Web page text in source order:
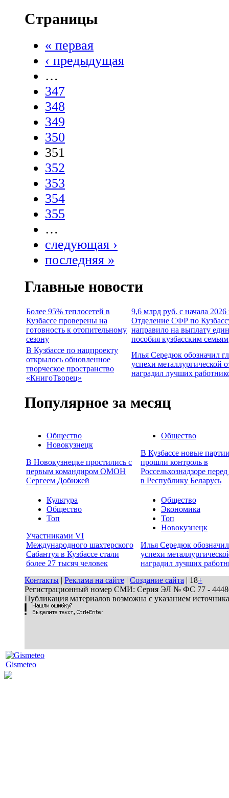
Страницы
« первая
‹ предыдущая
…
347
348
349
350
351
352
353
354
355
…
следующая ›
последняя »
Главные новости
Более 95% теплосетей в
Кузбассе проверены на
готовность к отопительному
сезону
9,6 млрд руб. с начала 2026
Отделение СФР по
направило на выплату
пособия кузбасским семьям
В Кузбассе по нацпроекту
открылось обновленное
творческое пространство
«КнигоТворец»
Илья Середюк обозначил
успехи металлургической
наградил лучших
Популярное за месяц
Общество
Новокузнецк
В Новокузнецке простились с
первым командиром ОМОН
Сергеем Добижей
Общество
В Кузбассе новые
прошли контроль в
Россельхознадзоре
в Республику Беларусь
Культура
Общество
Топ
Участниками VI
Международного шахтерского
Сабантуя в Кузбассе стали
более 27 тысяч человек
Общество
Экономика
Топ
Новокузнецк
Илья Середюк
успехи
наградил лучших
Контакты | Реклама на сайте | Создание сайта | 18+
Регистрационный номер СМИ: Серия ЭЛ № ФС 77 - 44486
Публикация материалов возможна с указанием
Gismeteo